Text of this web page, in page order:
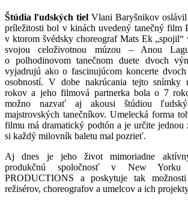
Štúdia ľudských tiel Vlani Baryšnikov
príležitosti bol v kinách uvedený tanečný film
v ktorom švédsky choreograf Mats Ek „spojil“
svojou celoživotnou múzou – Anou
o polhodinovom tanečnom duete dvoch
vyjadrujú ako o fascinujúcom koncerte
osobností. V dobe nakrúcania tejto snímky
rokov a jeho filmová partnerka bola o 7
možno nazvať aj akousi štúdiou
majstrovských tanečníkov. Umelecká forma
filmu má dramatický podtón a je určite
si každý milovník baletu mal pozrieť.
Aj dnes je jeho život mimoriadne
produkčnú spoločnosť v New Yorku
PRODUCTIONS a poskytuje tak
režisérov, choreografov a umelcov a ich